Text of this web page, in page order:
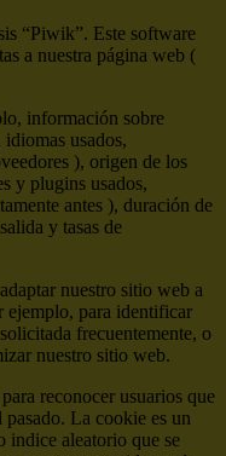
“Piwik”. Este software
a nuestra página web (
información sobre
usados,
), origen de los
y plugins usados,
antes ), duración de
y tasas de
nuestro sitio web a
ejemplo, para identificar
frecuentemente, o
nuestro sitio web.
reconocer usuarios que
La cookie es un
indice aleatorio que se